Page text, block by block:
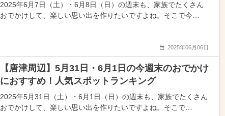
2025年6月7日（土）・6月8日（日）の週末も、家族でたくさん
おでかけして、楽しい思い出を作りたいですよね。そこで今…
2025年06月06日
【唐津周辺】5月31日・6月1日の今週末のおでかけ
におすすめ！人気スポットランキング
2025年5月31日（土）・6月1日（日）の週末も、家族でたくさん
おでかけして、楽しい思い出を作りたいですよね。そこで…